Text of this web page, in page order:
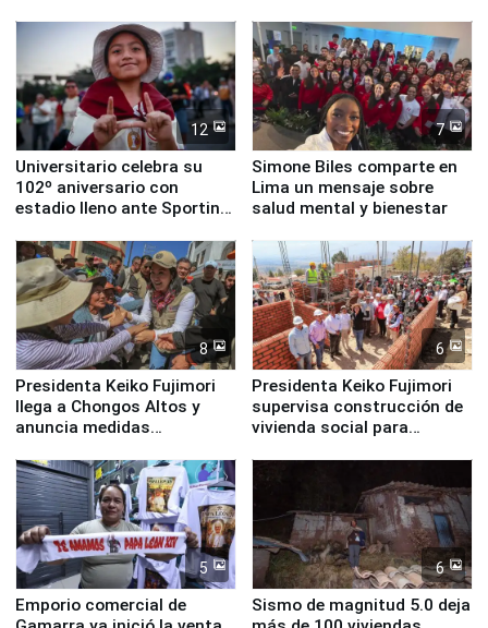
12
Universitario celebra su
102º aniversario con
estadio lleno ante Sporting
7
Simone Biles comparte en
Lima un mensaje sobre
salud mental y bienestar
8
Presidenta Keiko Fujimori
llega a Chongos Altos y
anuncia medidas
educación, salud y empleo
6
Presidenta Keiko Fujimori
supervisa construcción de
vivienda social para
5
Emporio comercial de
6
Sismo de magnitud 5.0 deja